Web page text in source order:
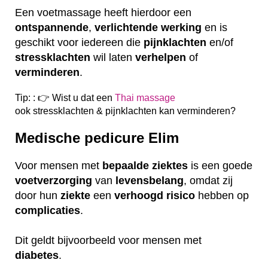
Een voetmassage heeft hierdoor een
ontspannende, verlichtende werking en is
geschikt voor iedereen die pijnklachten en/of
stressklachten wil laten verhelpen of
verminderen.
Tip: : 👉 Wist u dat een Thai massage
ook stressklachten & pijnklachten kan verminderen?
Medische pedicure Elim
Voor mensen met bepaalde ziektes is een goede
voetverzorging van levensbelang, omdat zij
door hun ziekte een verhoogd risico hebben op
complicaties.
Dit geldt bijvoorbeeld voor mensen met
diabetes.